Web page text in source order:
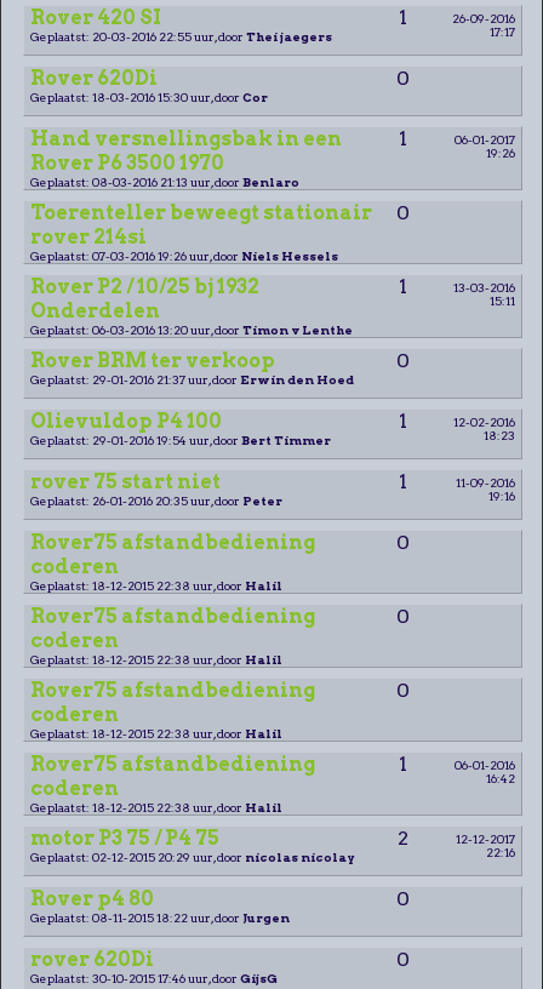
Rover 420 SI 1
26-09-2016
17:17
Geplaatst: 20-03-2016 22:55 uur, door Thei jaegers
Rover 620Di 0
Geplaatst: 18-03-2016 15:30 uur, door Cor
Hand versnellingsbak in een
Rover P6 3500 1970
1
06-01-2017
19:26
Geplaatst: 08-03-2016 21:13 uur, door Benlaro
Toerenteller beweegt stationair
rover 214si
0
Geplaatst: 07-03-2016 19:26 uur, door Niels Hessels
Rover P2 / 10/25 bj 1932
Onderdelen
1
13-03-2016
15:11
Geplaatst: 06-03-2016 13:20 uur, door Timon v Lenthe
Rover BRM ter verkoop 0
Geplaatst: 29-01-2016 21:37 uur, door Erwin den Hoed
Olievuldop P4 100 1
12-02-2016
18:23
Geplaatst: 29-01-2016 19:54 uur, door Bert Timmer
rover 75 start niet 1
11-09-2016
19:16
Geplaatst: 26-01-2016 20:35 uur, door Peter
Rover75 afstandbediening
coderen
0
Geplaatst: 18-12-2015 22:38 uur, door Halil
Rover75 afstandbediening
coderen
0
Geplaatst: 18-12-2015 22:38 uur, door Halil
Rover75 afstandbediening
coderen
0
Geplaatst: 18-12-2015 22:38 uur, door Halil
Rover75 afstandbediening
coderen
1
06-01-2016
16:42
Geplaatst: 18-12-2015 22:38 uur, door Halil
motor P3 75 / P4 75 2
12-12-2017
22:16
Geplaatst: 02-12-2015 20:29 uur, door nicolas nicolay
Rover p4 80 0
Geplaatst: 08-11-2015 18:22 uur, door Jurgen
rover 620Di 0
Geplaatst: 30-10-2015 17:46 uur, door GijsG